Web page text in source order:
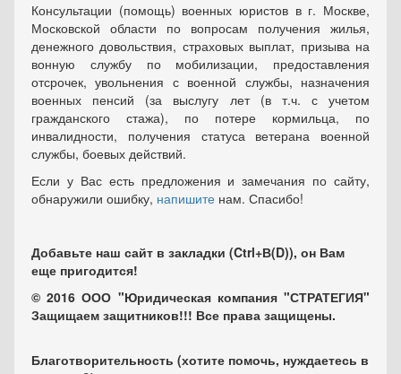
Консультации (помощь) военных юристов в г. Москве,
Московской области по вопросам получения жилья,
денежного довольствия, страховых выплат, призыва на
вонную службу по мобилизации, предоставления
отсрочек, увольнения с военной службы, назначения
военных пенсий (за выслугу лет (в т.ч. с учетом
гражданского стажа), по потере кормильца, по
инвалидности, получения статуса ветерана военной
службы, боевых действий.
Если у Вас есть предложения и замечания по сайту,
обнаружили ошибку, напишите нам. Спасибо!
Добавьте наш сайт в закладки (Ctrl+В(D)), он Вам
еще пригодится!
© 2016 ООО "Юридическая компания "СТРАТЕГИЯ"
Защищаем защитников!!! Все права защищены.
Благотворительность (хотите помочь, нуждаетесь в